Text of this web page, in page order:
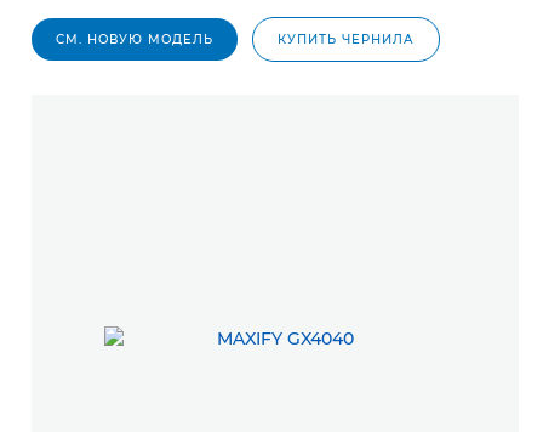
СМ. НОВУЮ МОДЕЛЬ КУПИТЬ ЧЕРНИЛА